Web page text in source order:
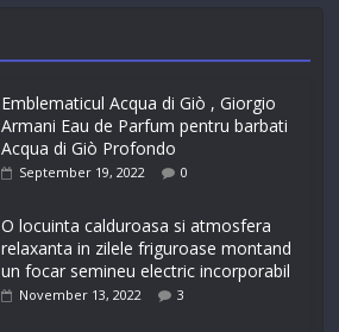
Emblematicul Acqua di Giò , Giorgio
Armani Eau de Parfum pentru barbati
Acqua di Giò Profondo
September 19, 2022 0
O locuinta calduroasa si atmosfera
relaxanta in zilele friguroase montand
un focar semineu electric incorporabil
November 13, 2022 3